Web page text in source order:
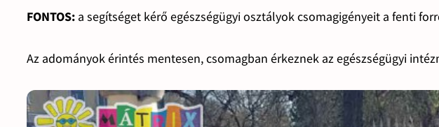
FONTOS: a segítséget kérő egészségügyi osztályok csomagigényeit a fenti
Az adományok érintés mentesen, csomagban érkeznek az egészségügyi